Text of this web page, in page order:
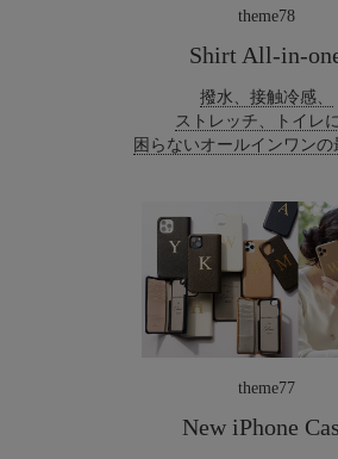
theme78
Shirt All-in-
撥水、接触冷感、
ストレッチ、トイレ
困らないオールインワンの
theme77
New iPhone